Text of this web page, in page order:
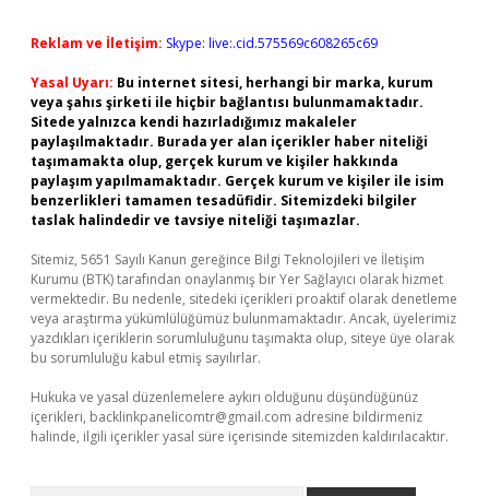
Reklam ve İletişim: Skype: live:.cid.575569c608265c69
Yasal Uyarı: Bu internet sitesi, herhangi bir marka, kurum
veya şahıs şirketi ile hiçbir bağlantısı bulunmamaktadır.
Sitede yalnızca kendi hazırladığımız makaleler
paylaşılmaktadır. Burada yer alan içerikler haber niteliği
taşımamakta olup, gerçek kurum ve kişiler hakkında
paylaşım yapılmamaktadır. Gerçek kurum ve kişiler ile isim
benzerlikleri tamamen tesadüfidir. Sitemizdeki bilgiler
taslak halindedir ve tavsiye niteliği taşımazlar.
Sitemiz, 5651 Sayılı Kanun gereğince Bilgi Teknolojileri ve İletişim
Kurumu (BTK) tarafından onaylanmış bir Yer Sağlayıcı olarak hizmet
vermektedir. Bu nedenle, sitedeki içerikleri proaktif olarak denetleme
veya araştırma yükümlülüğümüz bulunmamaktadır. Ancak, üyelerimiz
yazdıkları içeriklerin sorumluluğunu taşımakta olup, siteye üye olarak
bu sorumluluğu kabul etmiş sayılırlar.
Hukuka ve yasal düzenlemelere aykırı olduğunu düşündüğünüz
içerikleri, backlinkpanelicomtr@gmail.com adresine bildirmeniz
halinde, ilgili içerikler yasal süre içerisinde sitemizden kaldırılacaktır.